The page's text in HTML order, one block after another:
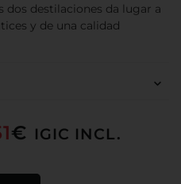
dos destilaciones da lugar a
y de una calidad
€ IGIC INCL.